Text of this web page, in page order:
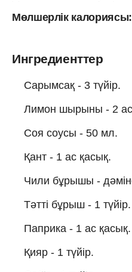
Мөлшерлік калориясы:
Ингредиенттер
Сарымсақ - 3 түйір.
Лимон шырыны - 2 ас
Соя соусы - 50 мл.
Қант - 1 ас қасық.
Чили бұрышы -
Тәтті бұрыш - 1 түйір.
Паприка - 1 ас қасық.
Қияр - 1 түйір.